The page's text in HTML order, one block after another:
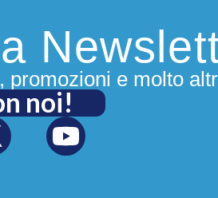
promozioni e molto
noi!